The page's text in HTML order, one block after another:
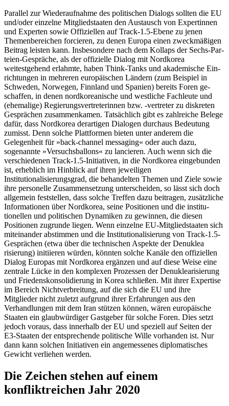
Parallel zur Wiederaufnahme des politischen Dialogs sollten die EU
und/oder ein­zelne Mitgliedstaaten den Austausch von Expertinnen
und Experten sowie Offiziellen auf Track-1.5-Ebene zu jenen
Themen­bereichen forcieren, zu denen Europa einen zweckmäßigen
Beitrag leisten kann. Ins­besondere nach dem Kollaps der Sechs-Par­
teien-Gespräche, als der offizielle Dialog mit Nordkorea
weitestgehend erlahmte, haben Think-Tanks und akademische Ein­
richtungen in mehreren europäischen Län­dern (zum Beispiel in
Schweden, Norwegen, Finnland und Spanien) bereits Foren ge­
schaffen, in denen nordkoreanische und westliche Fachleute und
(ehemalige) Regie­rungsvertreterinnen bzw. ‑vertreter zu dis­kreten
Gesprächen zusammenkamen. Tat­sächlich gibt es zahlreiche Belege
dafür, dass Nordkorea derartigen Dialogen durch­aus Bedeutung
zumisst. Denn solche Platt­formen bieten unter anderem die
Gelegenheit für »back-channel messaging« oder auch dazu,
sogenannte »Versuchsballons« zu lancieren. Auch wenn sich die
verschiedenen Track-1.5-Initiativen, in die Nord­korea eingebunden
ist, erheblich im Hin­blick auf ihren jeweiligen
Institutionalisierungsgrad, die behandelten Themen und Ziele sowie
ihre personelle Zusammensetzung unterscheiden, so lässt sich doch
all­gemein feststellen, dass solche Tref­fen dazu beitragen, zusätzliche
Informationen über Nordkorea, seine Positionen und die institu­
tionellen und politischen Dynamiken zu ge­winnen, die diesen
Positionen zugrunde lie­gen. Wenn einzelne EU-Mitgliedstaaten sich
miteinander abstimmen und die Institutionalisierung von Track-1.5-
Gesprächen (etwa über die technischen Aspekte der Denuklea­
risierung) initiieren würden, könnten solche Kanäle den offiziellen
Dialog Europas mit Nordkorea ergänzen und auf diese Weise eine
zentrale Lücke in den komplexen Pro­zessen der Denuklearisierung
und Friedens­konsolidierung in Korea schließen. Mit ihrerExpertise
im Bereich Nichtverbreitung, auf die sich die EU und ihre
Mitglieder nicht zuletzt aufgrund ihrer Erfahrungen aus den
Verhandlungen mit dem Iran stützen kön­nen, wären europäische
Staaten ein glaub­würdiger Gastgeber für solche Foren. Dies setzt
jedoch voraus, dass innerhalb der EU und speziell auf Seiten der
E3-Staaten der entsprechende politische Wille vorhanden ist. Nur
dann kann solchen Initiativen ein angemessenes diplomatisches
Gewicht ver­liehen werden.
Die Zeichen stehen auf einem
konfliktreichen Jahr 2020